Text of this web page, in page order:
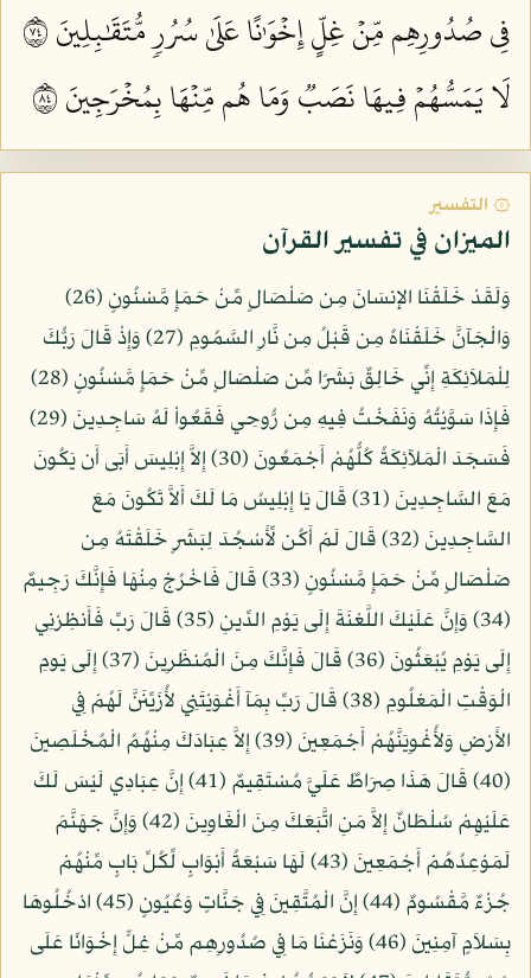
فِي صُدُورِهِم مِّنۡ غِلٍّ إِخۡوَٰنًا عَلَىٰ سُرُرٖ مُّتَقَٰبِلِينَ ٤٧
لَا يَمَسُّهُمۡ فِيهَا نَصَبٞ وَمَا هُم مِّنۡهَا بِمُخۡرَجِينَ ٤٨
۞ التفسير
الميزان في تفسير القرآن
وَلَقَدْ خَلَقْنَا الإِنسَانَ مِن صَلْصَالٍ مِّنْ حَمَإٍ مَّسْنُونٍ (26)
وَالْجَآنَّ خَلَقْنَاهُ مِن قَبْلُ مِن نَّارِ السَّمُومِ (27) وَإِذْ قَالَ رَبُّكَ
لِلْمَلاَئِكَةِ إِنِّي خَالِقٌ بَشَرًا مِّن صَلْصَالٍ مِّنْ حَمَإٍ مَّسْنُونٍ (28)
فَإِذَا سَوَّيْتُهُ وَنَفَخْتُ فِيهِ مِن رُّوحِي فَقَعُواْ لَهُ سَاجِدِينَ (29)
فَسَجَدَ الْمَلآئِكَةُ كُلُّهُمْ أَجْمَعُونَ (30) إِلاَّ إِبْلِيسَ أَبَى أَن يَكُونَ
مَعَ السَّاجِدِينَ (31) قَالَ يَا إِبْلِيسُ مَا لَكَ أَلاَّ تَكُونَ مَعَ
السَّاجِدِينَ (32) قَالَ لَمْ أَكُن لِّأَسْجُدَ لِبَشَرٍ خَلَقْتَهُ مِن
صَلْصَالٍ مِّنْ حَمَإٍ مَّسْنُونٍ (33) قَالَ فَاخْرُجْ مِنْهَا فَإِنَّكَ رَجِيمٌ
(34) وَإِنَّ عَلَيْكَ اللَّعْنَةَ إِلَى يَوْمِ الدِّينِ (35) قَالَ رَبِّ فَأَنظِرْنِي
إِلَى يَوْمِ يُبْعَثُونَ (36) قَالَ فَإِنَّكَ مِنَ الْمُنظَرِينَ (37) إِلَى يَومِ
الْوَقْتِ الْمَعْلُومِ (38) قَالَ رَبِّ بِمَآ أَغْوَيْتَنِي لأُزَيِّنَنَّ لَهُمْ فِي
الأَرْضِ وَلأُغْوِيَنَّهُمْ أَجْمَعِينَ (39) إِلاَّ عِبَادَكَ مِنْهُمُ الْمُخْلَصِينَ
(40) قَالَ هَذَا صِرَاطٌ عَلَيَّ مُسْتَقِيمٌ (41) إِنَّ عِبَادِي لَيْسَ لَكَ
عَلَيْهِمْ سُلْطَانٌ إِلاَّ مَنِ اتَّبَعَكَ مِنَ الْغَاوِينَ (42) وَإِنَّ جَهَنَّمَ
لَمَوْعِدُهُمْ أَجْمَعِينَ (43) لَهَا سَبْعَةُ أَبْوَابٍ لِّكُلِّ بَابٍ مِّنْهُمْ
جُزْءٌ مَّقْسُومٌ (44) إِنَّ الْمُتَّقِينَ فِي جَنَّاتٍ وَعُيُونٍ (45) ادْخُلُوهَا
بِسَلاَمٍ آمِنِينَ (46) وَنَزَعْنَا مَا فِي صُدُورِهِم مِّنْ غِلٍّ إِخْوَانًا عَلَى